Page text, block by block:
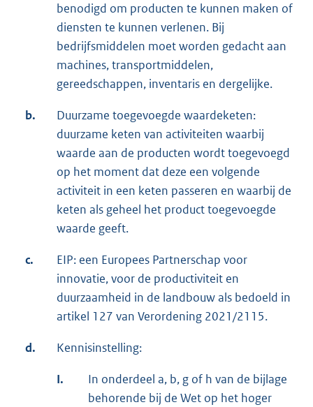
benodigd om producten te kunnen maken of
diensten te kunnen verlenen. Bij
bedrijfsmiddelen moet worden gedacht aan
machines, transportmiddelen,
gereedschappen, inventaris en dergelijke.
b.
Duurzame toegevoegde waardeketen:
duurzame keten van activiteiten waarbij
waarde aan de producten wordt toegevoegd
op het moment dat deze een volgende
activiteit in een keten passeren en waarbij de
keten als geheel het product toegevoegde
waarde geeft.
c.
EIP: een Europees Partnerschap voor
innovatie, voor de productiviteit en
duurzaamheid in de landbouw als bedoeld in
artikel 127 van Verordening 2021/2115.
d. Kennisinstelling:
I.
In onderdeel a, b, g of h van de bijlage
behorende bij de Wet op het hoger